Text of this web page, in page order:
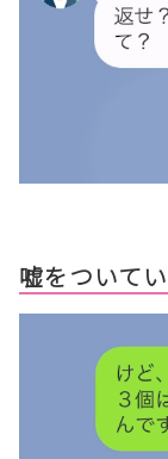
嘘をついて